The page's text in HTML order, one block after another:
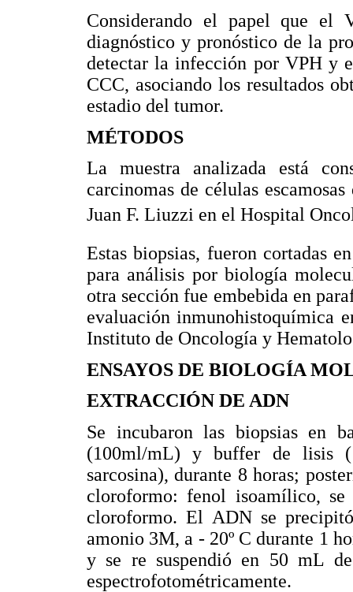
Considerando el papel que
diagnóstico y pronóstico de la
detectar la infección por VPH y
CCC, asociando los resultados
estadio del tumor.
MÉTODOS
La muestra analizada está
carcinomas de células
Juan F. Liuzzi en el Hospital
Estas biopsias, fueron cortadas
para análisis por biología
otra sección fue embebida en
evaluación inmunohistoquímica
Instituto de Oncología y
ENSAYOS DE BIOLOGÍA
EXTRACCIÓN DE ADN
Se incubaron las biopsias en
(100ml/mL) y buffer de lisis
sarcosina), durante 8 horas;
cloroformo: fenol isoamílico,
cloroformo. El ADN se
amonio 3M, a - 20º C durante 1
y se re suspendió en 50 mL
espectrofotométricamente.